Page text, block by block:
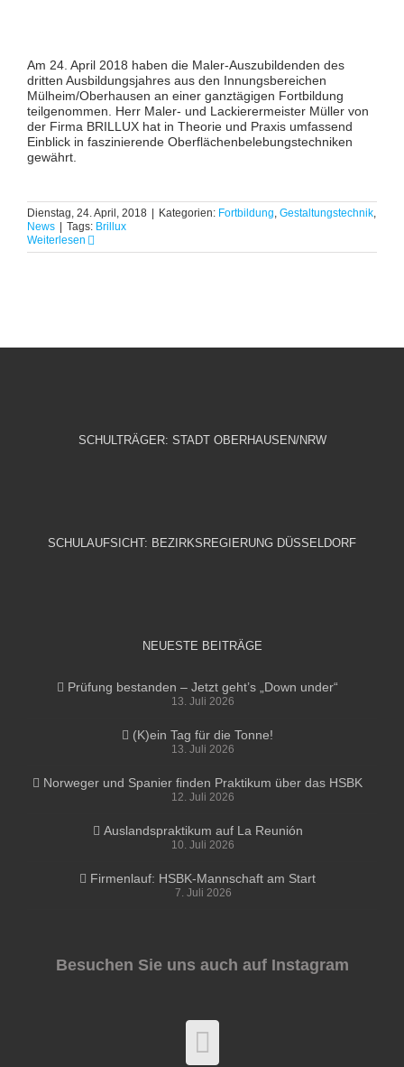
Am 24. April 2018 haben die Maler-Auszubildenden des
dritten Ausbildungsjahres aus den Innungsbereichen
Mülheim/Oberhausen an einer ganztägigen Fortbildung
teilgenommen. Herr Maler- und Lackierermeister Müller von
der Firma BRILLUX hat in Theorie und Praxis umfassend
Einblick in faszinierende Oberflächenbelebungstechniken
gewährt.
Dienstag, 24. April, 2018 Kategorien: Fortbildung, Gestaltungstechnik,
News
Tags: Brillux
Weiterlesen
SCHULTRÄGER: STADT OBERHAUSEN/NRW
SCHULAUFSICHT: BEZIRKSREGIERUNG DÜSSELDORF
NEUESTE BEITRÄGE
Prüfung bestanden – Jetzt geht’s „Down under“
13. Juli 2026
(K)ein Tag für die Tonne!
13. Juli 2026
Norweger und Spanier finden Praktikum über das HSBK
12. Juli 2026
Auslandspraktikum auf La Reunión
10. Juli 2026
Firmenlauf: HSBK-Mannschaft am Start
7. Juli 2026
Besuchen Sie uns auch auf Instagram